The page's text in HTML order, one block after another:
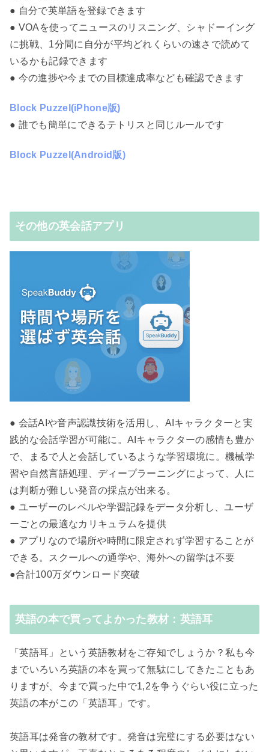
● 自分で英単語を登録できます
● VOAを使ってニュースのリスニング、シャドーイング
に挑戦、1分間に自分が平均どれくらいの速さで読めて
いるかも記録できます
● 今の進捗や今までの目標達成率なども確認できます
Block Puzzel(iPhone版)
● 誰でも簡単にできるテトリスと同じルールです
Block Puzzel(Android版)
その他の英会話アプリ
● 会話AIや音声認識技術を活用し、AIキャラクターと実
践的な会話学習が可能に。AIキャラクターの感情も豊か
で、まるで人と会話しているような学習環境に。機械学
習や自然言語処理、ディープラーニングによって、人に
は判断が難しい発音の採点が出来る。
● ユーザーのレベルや学習記録をデータ分析し、ユーザ
ーごとの最適なカリキュラムを提供
● アプリなので場所や時間に限定されず学習することが
できる。スクールへの通学や、海外への留学は不要
●合計100万ダウンロード突破
英語の本で買ってよかった教材：英語耳
「英語耳」という英語教材をご存知でしょうか？私も今
までいろいろ英語の本を買って無駄にしてきたこともあ
りますが、今まで買った中で1,2を争うぐらい役に立った
英語の本がこの「英語耳」です。
英語耳は発音の教材です。発音は完璧にする必要はない